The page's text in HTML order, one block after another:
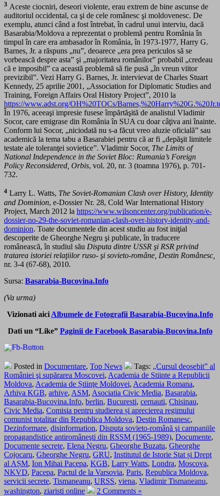
3 Aceste ciocniri, deseori violente, erau extrem de bine ascunse de
auditoriul occidental, ca şi de cele românesc şi moldovenesc. De
exemplu, atunci când a fost întrebat, în cadrul unui interviu, dacă
Basarabia/Moldova a reprezentat o problemă pentru România în
timpul în care era ambasador în România, în 1973-1977, Harry G.
Barnes, Jr. a răspuns „nu”, deoarece „era prea periculos să se
vorbească despre asta” şi „majoritatea românilor” probabil „credeau
că e imposibil” ca această problemă să fie pusă „în vreun viitor
previzibil”. Vezi Harry G. Barnes, Jr. intervievat de Charles Stuart
Kennedy, 25 aprilie 2001, „Association for Diplomatic Studies and
Training, Foreign Affairs Oral History Project”, 2010 la
https://www.adst.org/OH%20TOCs/
În 1976, aceeaşi impresie fusese împărtăşită de analistul Vladimir
Socor, care emigrase din România în SUA cu doar câţiva ani înainte.
Conform lui Socor, „niciodată nu s-a făcut vreo aluzie oficială” sau
academică la tema tabu a Basarabiei pentru că ar fi „depăşit limitele
testate ale toleranţei sovietice”. Vladimir Socor, The Limits of
National Independence in the Soviet Bloc: Rumania’s Foreign
Policy Reconsidered, Orbis, vol. 20, nr. 3 (toamna 1976), p. 701-
732.
4 Larry L. Watts, The Soviet-Romanian Clash over History, Identity
and Dominion, e-Dossier Nr. 28, Cold War International History
Project, March 2012 la https://www.wilsoncenter.org/publication/e-
dossier-no-29-the-soviet-romanian-clash-over-history-identity-and-
dominion. Toate documentele din acest studiu au fost iniţial
descoperite de Gheorghe Negru şi publicate, în traducere
românească, în studiul său Disputa dintre USSR şi RSR privind
tratarea istoriei relaţiilor ruso- şi sovieto-române, Destin Românesc,
nr. 3-4 (67-68), 2010.
Sursa: Basarabia-Bucovina.Info
(Va urma)
Vizionati aici Albumele de Fotografii Basarabia-Bucovina.Info
Dati un “Like” Paginii de Facebook Basarabia-Bucovina.Info
Posted in Documentare, Top News Tags: „Cursul deosebit” al
României şi supărarea Moscovei, Academia de Stiinte a Republicii
Moldova, Academia de Știinţe Moldovei, Academia Romana,
Arhiva KGB, arhive, ASM, Asociatia Civic Media, Basarabia,
Basarabia-Bucovina.Info, berlin, Bucuresti, cernauti, Chisinau,
Civic Media, Comisia pentru studierea și aprecierea regimului
comunist totalitar din Republica Moldova, Destin Romanesc,
Dezinformare, disinformation, Disputa sovieto-română şi campaniile
propagandistice antiromâneşti din RSSM (1965-1989), Documente,
Documente secrete, Elena Negru, Gheorghe Buzatu, Gheorghe
Cojocaru, Gheorghe Negru, GRU, Institutul de Istorie Stat și Drept
al AȘM, Ion Mihai Pacepa, KGB, Larry Watts, Londra, Moscova,
NKVD, Pacepa, Pactul de la Varsovia, Paris, Republica Moldova,
servicii secrete, Tismaneanu, URSS, viena, Vladimir Tismaneanu,
washington, ziaristi online 2 Comments »